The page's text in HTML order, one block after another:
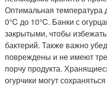
Оптимальная температура
0°C до 10°C. Банки с
закрытыми, чтобы
бактерий. Также важно
повреждены и не имеют
порчу продукта.
огурчики могут